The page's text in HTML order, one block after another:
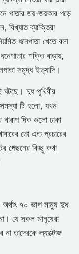
পাতার জয়-জয়কার পড়ে
বিখ্যাত ব্যাক্তিরা
ধনেপাতা খেতে বলা
শক্তি বাড়ায়,
সমৃদ্ধ ইত্যাদি।
ঘটছে। দুধ পৃথিবীর
সমস্যা টি হলো, যখন
দিক গুলো ঢাকা
তো এত প্রচারের
পেছনের কিছু কথা
অর্থাৎ ৭০ ভাগ মানুষ দুধ
যে সকল মানুষেরা
তাদেরকে ল্যাক্টোজ